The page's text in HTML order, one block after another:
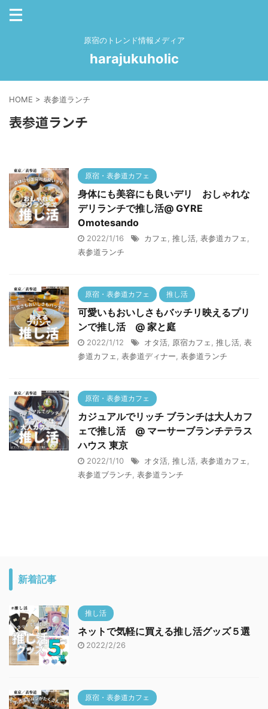
原宿のトレンド情報メディア
harajukuholic
HOME > 表参道ランチ
表参道ランチ
原宿・表参道カフェ
身体にも美容にも良いデリ おしゃれな
デリランチで推し活@ GYRE
Omotesando
2022/1/16 カフェ 推し活 表参道カフェ
表参道ランチ
原宿・表参道カフェ 推し活
可愛いもおいしさもバッチリ映えるプリ
ンで推し活 @ 家と庭
2022/1/12 オタ活 原宿カフェ 推し活 表
参道カフェ
表参道ディナー 表参道ランチ
原宿・表参道カフェ
カジュアルでリッチ ブランチは大人カフ
ェで推し活 @ マーサーブランチテラス
ハウス 東京
2022/1/10 オタ活 推し活 表参道カフェ
表参道ブランチ 表参道ランチ
新着記事
推し活
ネットで気軽に買える推し活グッズ５選
2022/2/26
原宿・表参道カフェ